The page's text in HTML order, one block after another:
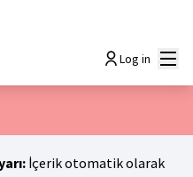
Choisir la langue
Log in
İçerik otomatik olarak